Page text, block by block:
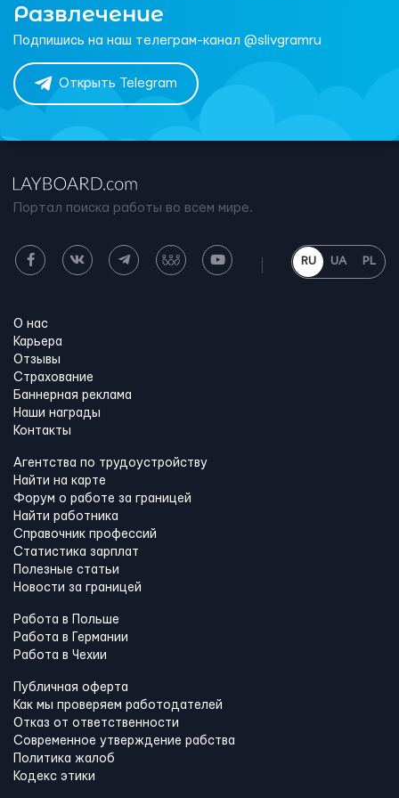
Развлечение
Подпишись на наш телеграм-канал @slivgramru
Открыть Telegram
Портал поиска работы во всем мире.
RU UA PL
О нас
Карьера
Отзывы
Страхование
Баннерная реклама
Наши награды
Контакты
Агентства по трудоустройству
Найти на карте
Форум о работе за границей
Найти работника
Справочник профессий
Статистика зарплат
Полезные статьи
Новости за границей
Работа в Польше
Работа в Германии
Работа в Чехии
Публичная оферта
Как мы проверяем работодателей
Отказ от ответственности
Современное утверждение рабства
Политика жалоб
Кодекс этики